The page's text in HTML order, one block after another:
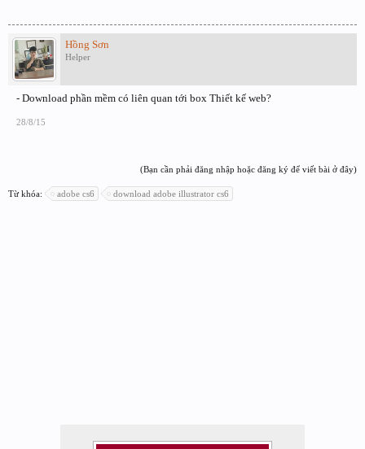
Hồng Sơn
Helper
- Download phần mềm có liên quan tới box Thiết kế web?
28/8/15
(Bạn cần phải đăng nhập hoặc đăng ký để viết bài ở đây)
Từ khóa: adobe cs6 download adobe illustrator cs6